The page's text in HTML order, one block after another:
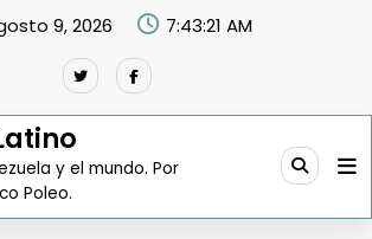
9, 2026 7:43:22 AM
y el mundo. Por
Poleo.